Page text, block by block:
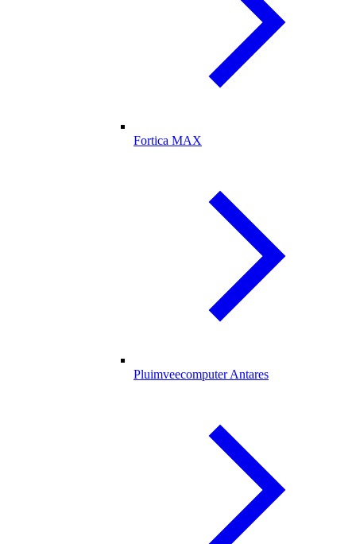
Fortica MAX
Pluimveecomputer Antares